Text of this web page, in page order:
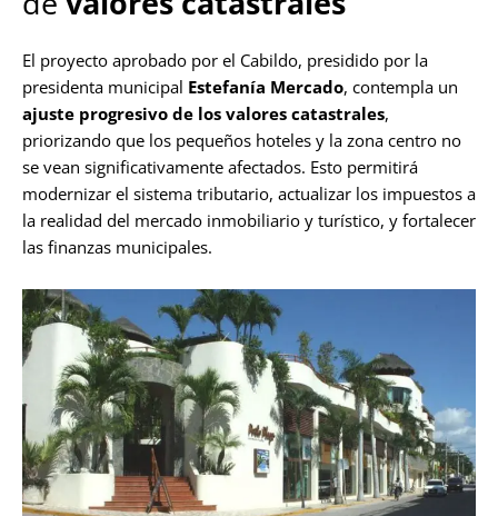
El proyecto aprobado por el Cabildo, presidido por la
presidenta municipal Estefanía Mercado, contempla un
ajuste progresivo de los valores catastrales,
priorizando que los pequeños hoteles y la zona centro no
se vean significativamente afectados. Esto permitirá
modernizar el sistema tributario, actualizar los impuestos a
la realidad del mercado inmobiliario y turístico, y fortalecer
las finanzas municipales.